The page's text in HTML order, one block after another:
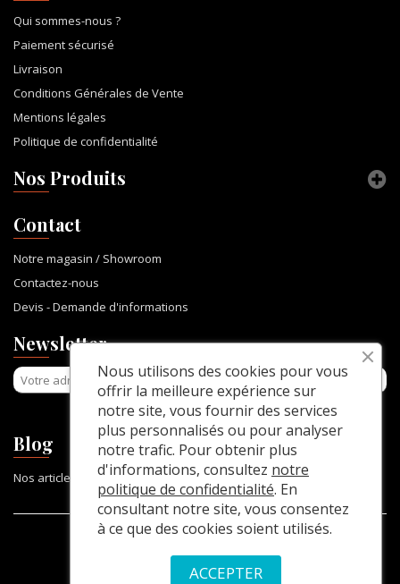
Qui sommes-nous ?
Paiement sécurisé
Livraison
Conditions Générales de Vente
Mentions légales
Politique de confidentialité
Nos Produits
Contact
Notre magasin / Showroom
Contactez-nous
Devis - Demande d'informations
Newsletter
Blog
Nos articles
© 2025, La Table Console
Nous utilisons des cookies pour vous
offrir la meilleure expérience sur
notre site, vous fournir des services
plus personnalisés ou pour analyser
notre trafic. Pour obtenir plus
d'informations, consultez notre
politique de confidentialité. En
consultant notre site, vous consentez
à ce que des cookies soient utilisés.
ACCEPTER